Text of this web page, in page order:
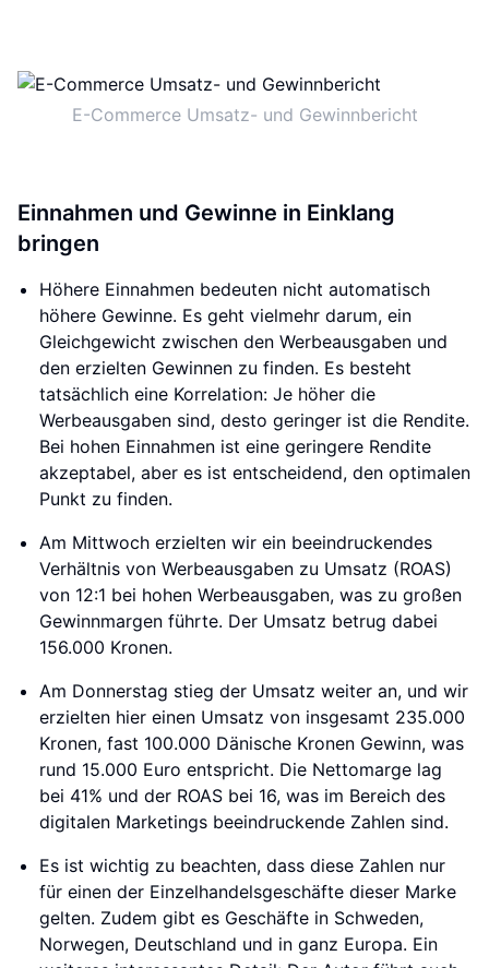
E-Commerce Umsatz- und Gewinnbericht
Einnahmen und Gewinne in Einklang
bringen
Höhere Einnahmen bedeuten nicht automatisch
höhere Gewinne. Es geht vielmehr darum, ein
Gleichgewicht zwischen den Werbeausgaben und
den erzielten Gewinnen zu finden. Es besteht
tatsächlich eine Korrelation: Je höher die
Werbeausgaben sind, desto geringer ist die Rendite.
Bei hohen Einnahmen ist eine geringere Rendite
akzeptabel, aber es ist entscheidend, den optimalen
Punkt zu finden.
Am Mittwoch erzielten wir ein beeindruckendes
Verhältnis von Werbeausgaben zu Umsatz (ROAS)
von 12:1 bei hohen Werbeausgaben, was zu großen
Gewinnmargen führte. Der Umsatz betrug dabei
156.000 Kronen.
Am Donnerstag stieg der Umsatz weiter an, und wir
erzielten hier einen Umsatz von insgesamt 235.000
Kronen, fast 100.000 Dänische Kronen Gewinn, was
rund 15.000 Euro entspricht. Die Nettomarge lag
bei 41% und der ROAS bei 16, was im Bereich des
digitalen Marketings beeindruckende Zahlen sind.
Es ist wichtig zu beachten, dass diese Zahlen nur
für einen der Einzelhandelsgeschäfte dieser Marke
gelten. Zudem gibt es Geschäfte in Schweden,
Norwegen, Deutschland und in ganz Europa. Ein